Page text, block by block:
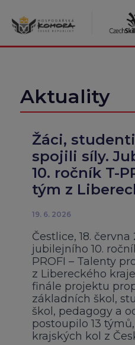
obsah
Aktuality
Žáci,
spojili síly.
10. ročník T-
tým z
19. 6. 2026
Čestlice, 18.
jubilejního 10.
PROFI – Talenty
z Libereckého
finále projektu
základních škol,
škol, pedagogy a
postoupilo 13
krajských kol z